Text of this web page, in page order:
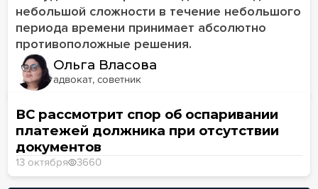
небольшой сложности в течение небольшого
периода времени принимает абсолютно
противоположные решения.
Ольга Власова
адвокат, советник
ВС рассмотрит спор об оспаривании
платежей должника при отсутствии
документов
13 октября 3660